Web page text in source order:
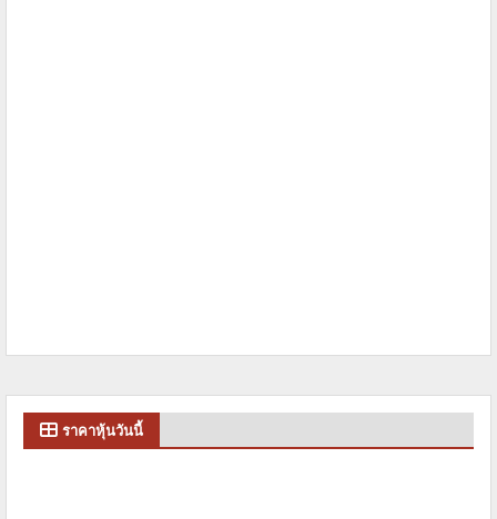
ราคาหุ้นวันนี้